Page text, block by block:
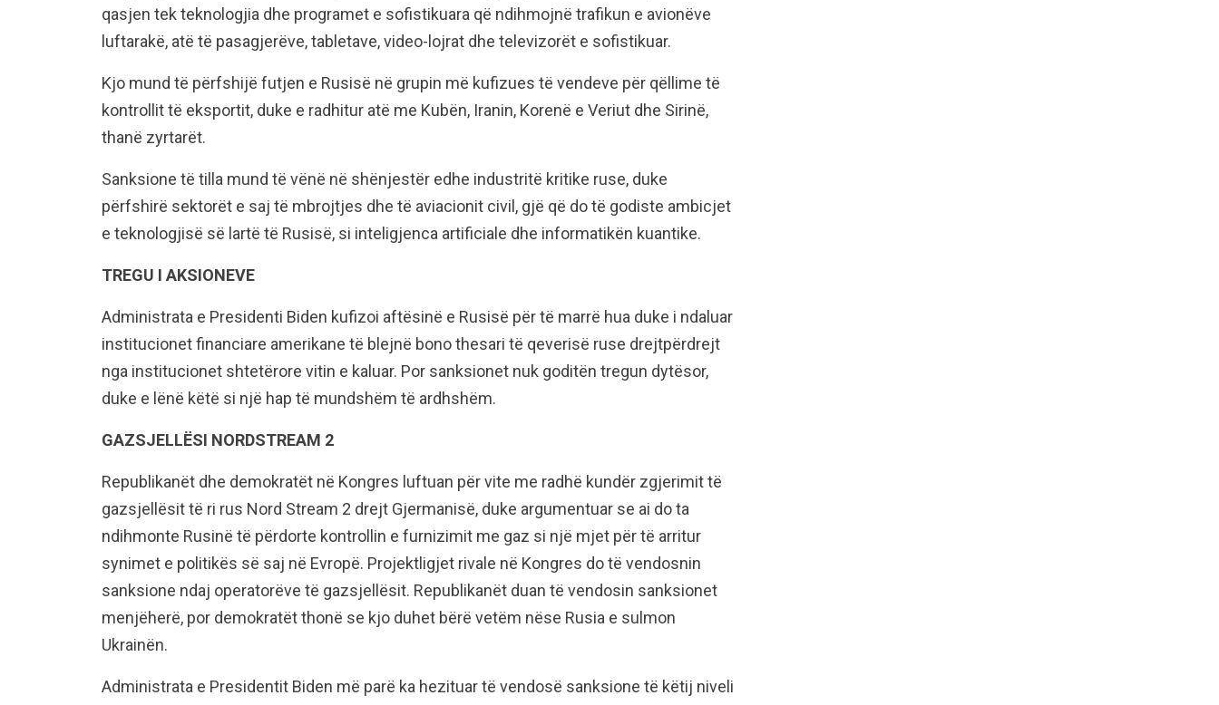
qasjen tek teknologjia dhe programet e sofistikuara që ndihmojnë trafikun e avionëve
luftarakë, atë të pasagjerëve, tabletave, video-lojrat dhe televizorët e sofistikuar.
Kjo mund të përfshijë futjen e Rusisë në grupin më kufizues të vendeve për qëllime të
kontrollit të eksportit, duke e radhitur atë me Kubën, Iranin, Korenë e Veriut dhe Sirinë,
thanë zyrtarët.
Sanksione të tilla mund të vënë në shënjestër edhe industritë kritike ruse, duke
përfshirë sektorët e saj të mbrojtjes dhe të aviacionit civil, gjë që do të godiste ambicjet
e teknologjisë së lartë të Rusisë, si inteligjenca artificiale dhe informatikën kuantike.
TREGU I AKSIONEVE
Administrata e Presidenti Biden kufizoi aftësinë e Rusisë për të marrë hua duke i ndaluar
institucionet financiare amerikane të blejnë bono thesari të qeverisë ruse drejtpërdrejt
nga institucionet shtetërore vitin e kaluar. Por sanksionet nuk goditën tregun dytësor,
duke e lënë këtë si një hap të mundshëm të ardhshëm.
GAZSJELLËSI NORDSTREAM 2
Republikanët dhe demokratët në Kongres luftuan për vite me radhë kundër zgjerimit të
gazsjellësit të ri rus Nord Stream 2 drejt Gjermanisë, duke argumentuar se ai do ta
ndihmonte Rusinë të përdorte kontrollin e furnizimit me gaz si një mjet për të arritur
synimet e politikës së saj në Evropë. Projektligjet rivale në Kongres do të vendosnin
sanksione ndaj operatorëve të gazsjellësit. Republikanët duan të vendosin sanksionet
menjëherë, por demokratët thonë se kjo duhet bërë vetëm nëse Rusia e sulmon
Ukrainën.
Administrata e Presidentit Biden më parë ka hezituar të vendosë sanksione të këtij niveli